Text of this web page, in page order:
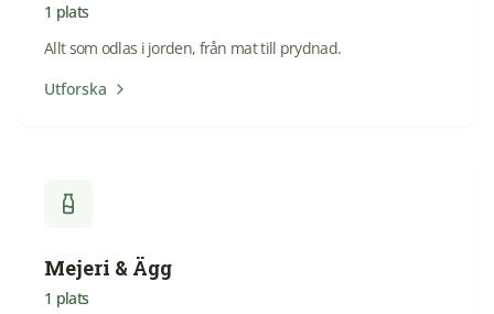
1 plats
Allt som odlas i jorden, från mat till prydnad.
Utforska
Mejeri & Ägg
1 plats